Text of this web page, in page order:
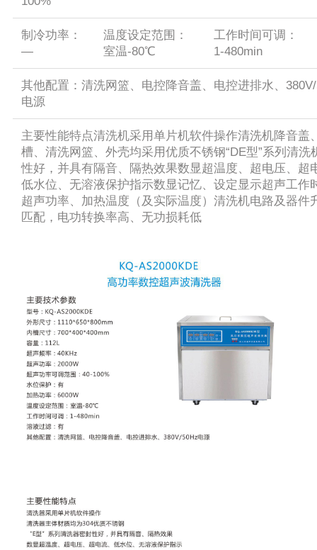
制冷功率：
—
温度设定范围：
室温-80℃
工作时间可调：
1-480min
其他配置：清洗网篮、电控降音盖、电控进排水、
电源
主要性能特点清洗机采用单片机软件操作清洗机降音盖
槽、清洗网篮、外壳均采用优质不锈钢“DE型”系列清洗
性好，并具有隔音、隔热效果数显超温度、超电压、超
低水位、无溶液保护指示数显记忆、设定显示超声工作
超声功率、加热温度（及实际温度）清洗机电路及器件
匹配，电功转换率高、无功损耗低